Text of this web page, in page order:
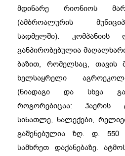
მდინარე რიონიოს
(ამბროალურის
სადმელში). კომპანიის
განპირობებულია
ბაზით, რომელსაც, თავის
ხელსაყრელი
(ნიადაგი და სხვა
როგორებიცაა: ჰაერის
სინათლე, ნალექები,
გაშენებულია ზღ. დ. 550
სამხრეთ დაქანებაზე.